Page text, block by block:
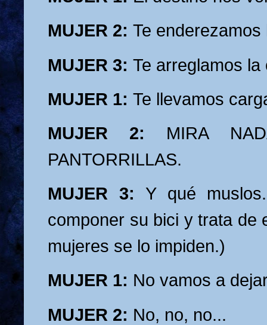
MUJER 2: Te
MUJER 3: Te arreglamos la
MUJER 1: Te llevamos
MUJER 2: MIRA
PANTORRILLAS.
MUJER 3: Y qué
componer su bici y trata de
mujeres se lo impiden.)
MUJER 1: No vamos a
MUJER 2: No, no, no...